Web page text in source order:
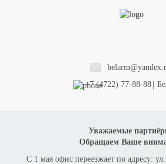
+7 (4722) 77-88-88
Уважаемые
Обращаем Ваше
С 1 мая офис переезжает по адресу: